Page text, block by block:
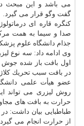
می باشد و این مبحث
گفت وگو قرار می گیرد.
صدا و سیما به همت
جذام دانشگاه علوم
وی ادامه داد: سه نوع
اول بافت باز شده جوش
در بافت سبب تحریك
عضو هیأت علمی
روش لیزری می تواند
حرارت به بافت های
طباطبایی بیان داشت:
از حرارت انجام می